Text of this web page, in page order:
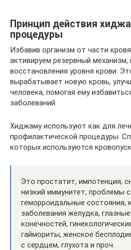
Принцип действия
процедуры
Избавив организм от части
активируем резервный
восстановления уровня крови.
вырабатывает новую кровь,
человека, помогая ему
заболеваний.
Хиджаму используют как для
профилактической процедуры.
которых используются
Это простатит, импотенция,
низкий иммунитет, проблемы
геморроидальные состояния,
заболевания желудка,
конечностей,
гаймориты, женское
с сердцем, глухота и проч.